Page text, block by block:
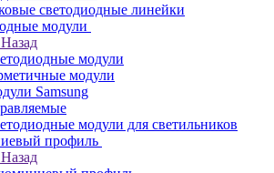
светодиодные линейки
модули
Назад
модули
модули
Samsung
модули для светильников
профиль
Назад